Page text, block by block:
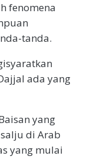
fenomena
tanda.
ada yang
yang
di Arab
yang mulai